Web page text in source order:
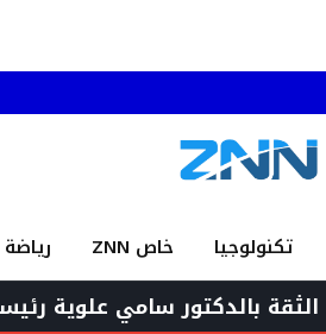
تكنولوجيا خاص ZNN رياضة
سامي علوية رئيساً